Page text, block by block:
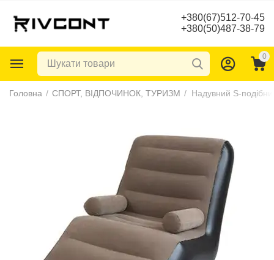
+380(67)512-70-45
+380(50)487-38-79
0
Головна / СПОРТ, ВІДПОЧИНОК, ТУРИЗМ / Надувний S-